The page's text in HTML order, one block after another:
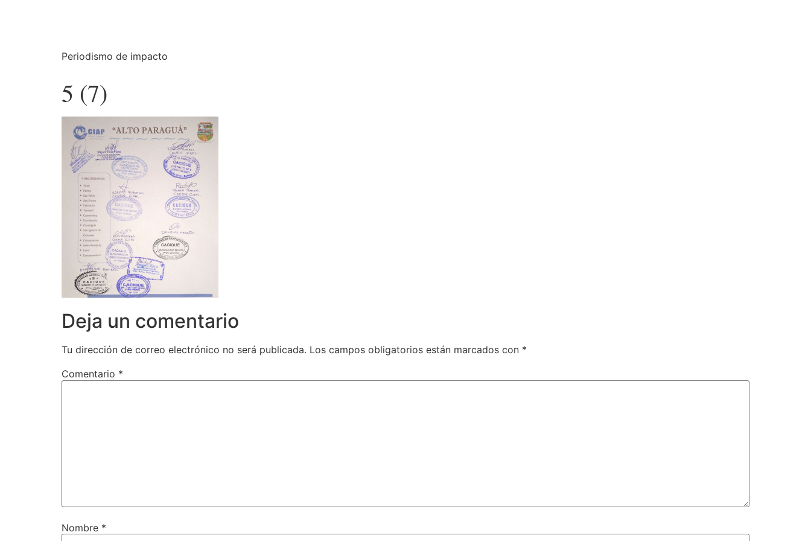
Periodismo de impacto
5 (7)
Deja un comentario
Tu dirección de correo electrónico no será publicada. Los campos obligatorios están marcados con *
Comentario *
Nombre *